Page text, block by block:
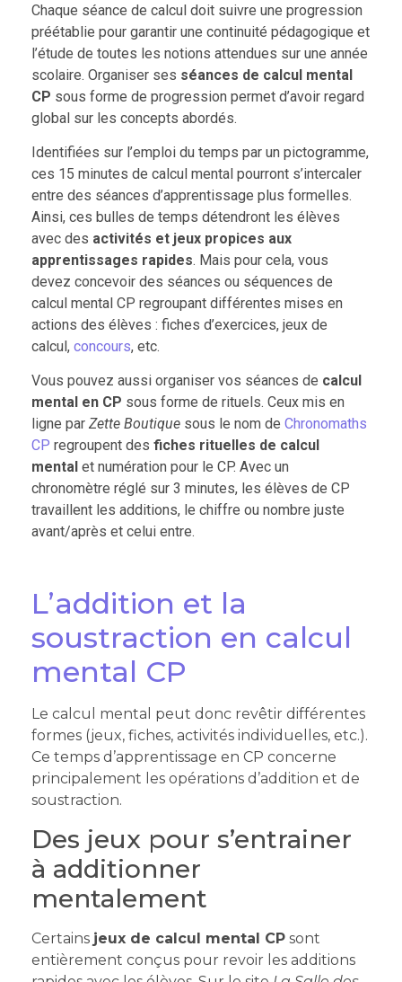
Chaque séance de calcul doit suivre une progression
préétablie pour garantir une continuité pédagogique et
l’étude de toutes les notions attendues sur une année
scolaire. Organiser ses séances de calcul mental
CP sous forme de progression permet d’avoir regard
global sur les concepts abordés.
Identifiées sur l’emploi du temps par un pictogramme,
ces 15 minutes de calcul mental pourront s’intercaler
entre des séances d’apprentissage plus formelles.
Ainsi, ces bulles de temps détendront les élèves
avec des activités et jeux propices aux
apprentissages rapides. Mais pour cela, vous
devez concevoir des séances ou séquences de
calcul mental CP regroupant différentes mises en
actions des élèves : fiches d’exercices, jeux de
calcul, concours, etc.
Vous pouvez aussi organiser vos séances de calcul
mental en CP sous forme de rituels. Ceux mis en
ligne par Zette Boutique sous le nom de Chronomaths
CP regroupent des fiches rituelles de calcul
mental et numération pour le CP. Avec un
chronomètre réglé sur 3 minutes, les élèves de CP
travaillent les additions, le chiffre ou nombre juste
avant/après et celui entre.
L’addition et la
soustraction en calcul
mental CP
Le calcul mental peut donc revêtir différentes
formes (jeux, fiches, activités individuelles, etc.).
Ce temps d’apprentissage en CP concerne
principalement les opérations d’addition et de
soustraction.
Des jeux pour s’entrainer
à additionner
mentalement
Certains jeux de calcul mental CP sont
entièrement conçus pour revoir les additions